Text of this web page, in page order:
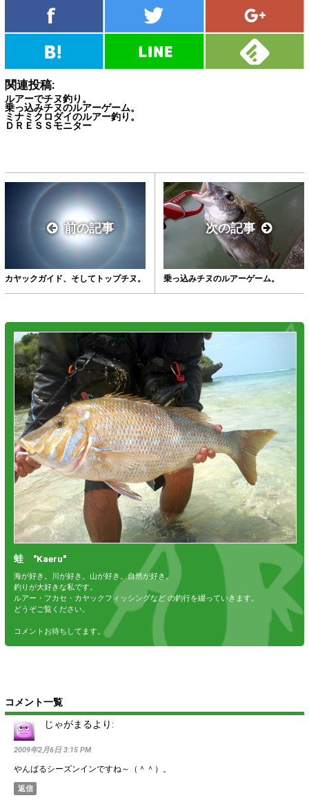
関連投稿:
ルアーでチヌ釣り。
乗っ込みチヌのルアーゲーム。
ミナミクロダイのルアー釣り。
ＤＲＥＳＳモニター
前の記事
カヤックガイド、そしてトップチヌ。
次の記事
乗っ込みチヌのルアーゲーム。
蛙 "Kaeru"
海が好き。川が好き。山が好き。自然が好き。
釣りが大好きな私です。
ルアー・フカセ・カヤックフィッシングなど の釣行を綴っていきます。
どうぞご覧ください。
コメントお待ちしてます。
コメント一覧
じゃがまるより:
2009年2月6日 3:15 PM
やんばるシーズンインですね～（＾＾）。
返信